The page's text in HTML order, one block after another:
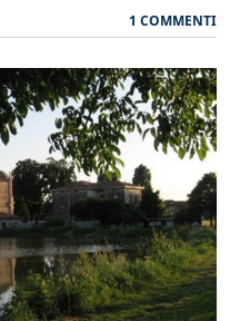
1 COMMENTI